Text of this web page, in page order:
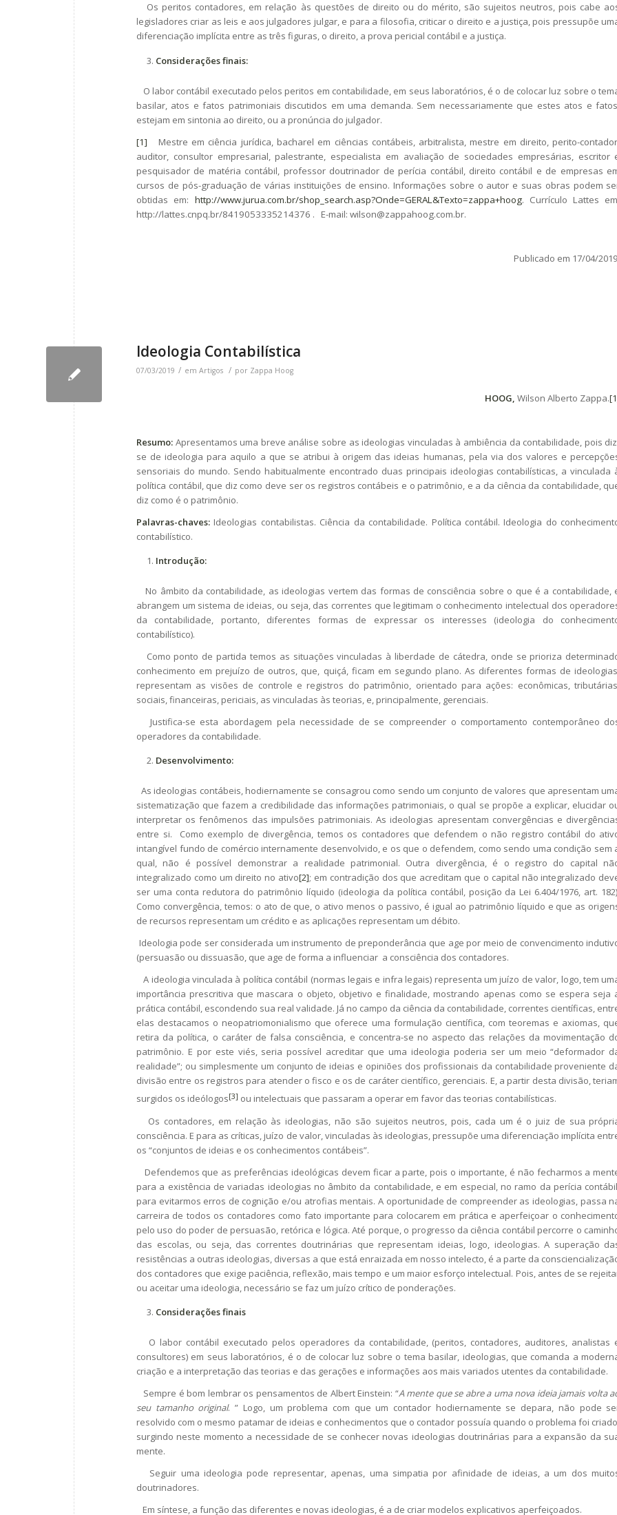
Os peritos contadores, em relação às questões de direito ou do mérito, são sujeitos neutros, pois cabe
legisladores criar as leis e aos julgadores julgar, e para a filosofia, criticar o direito e a justiça, pois pressupõe
diferenciação implícita entre as três figuras, o direito, a prova pericial contábil e a justiça.
Considerações finais:
O labor contábil executado pelos peritos em contabilidade, em seus laboratórios, é o de colocar luz sobre o
basilar, atos e fatos patrimoniais discutidos em uma demanda. Sem necessariamente que estes atos e fatos,
estejam em sintonia ao direito, ou a pronúncia do julgador.
[1] Mestre em ciência jurídica, bacharel em ciências contábeis, arbitralista, mestre em direito, perito-contador,
auditor, consultor empresarial, palestrante, especialista em avaliação de sociedades empresárias, escritor
pesquisador de matéria contábil, professor doutrinador de perícia contábil, direito contábil e de empresas
cursos de pós-graduação de várias instituições de ensino. Informações sobre o autor e suas obras podem
obtidas em: http://www.jurua.com.br/shop_search.asp?Onde=GERAL&Texto=zappa+hoog. Currículo Lattes
http://lattes.cnpq.br/8419053335214376 . E-mail: wilson@zappahoog.com.br.
Publicado em 17/04/
Ideologia Contabilística
07/03/2019 / em Artigos / por Zappa Hoog
HOOG,Wilson Alberto Zappa.
Resumo: Apresentamos uma breve análise sobre as ideologias vinculadas à ambiência da contabilidade, pois
se de ideologia para aquilo a que se atribui à origem das ideias humanas, pela via dos valores e
sensoriais do mundo. Sendo habitualmente encontrado duas principais ideologias contabilísticas, a vinculada
política contábil, que diz como deve ser os registros contábeis e o patrimônio, e a da ciência da contabilidade,
diz como é o patrimônio.
Palavras-chaves: Ideologias contabilistas. Ciência da contabilidade. Política contábil. Ideologia do
contabilístico.
Introdução:
No âmbito da contabilidade, as ideologias vertem das formas de consciência sobre o que é a contabilidade,
abrangem um sistema de ideias, ou seja, das correntes que legitimam o conhecimento intelectual dos
da contabilidade, portanto, diferentes formas de expressar os interesses (ideologia do
contabilístico).
Como ponto de partida temos as situações vinculadas à liberdade de cátedra, onde se prioriza
conhecimento em prejuízo de outros, que, quiçá, ficam em segundo plano. As diferentes formas de
representam as visões de controle e registros do patrimônio, orientado para ações: econômicas,
sociais, financeiras, periciais, as vinculadas às teorias, e, principalmente, gerenciais.
Justifica-se esta abordagem pela necessidade de se compreender o comportamento contemporâneo
operadores da contabilidade.
Desenvolvimento:
As ideologias contábeis, hodiernamente se consagrou como sendo um conjunto de valores que apresentam
sistematização que fazem a credibilidade das informações patrimoniais, o qual se propõe a explicar, elucidar
interpretar os fenômenos das impulsões patrimoniais. As ideologias apresentam convergências e
entre si. Como exemplo de divergência, temos os contadores que defendem o não registro contábil do
intangível fundo de comércio internamente desenvolvido, e os que o defendem, como sendo uma condição sem
qual, não é possível demonstrar a realidade patrimonial. Outra divergência, é o registro do capital
integralizado como um direito no ativo[2]; em contradição dos que acreditam que o capital não integralizado
ser uma conta redutora do patrimônio líquido (ideologia da política contábil, posição da Lei 6.404/1976, art.
Como convergência, temos: o ato de que, o ativo menos o passivo, é igual ao patrimônio líquido e que as
de recursos representam um crédito e as aplicações representam um débito.
Ideologia pode ser considerada um instrumento de preponderância que age por meio de convencimento
(persuasão ou dissuasão, que age de forma a influenciar a consciência dos contadores.
A ideologia vinculada à política contábil (normas legais e infra legais) representa um juízo de valor, logo, tem
importância prescritiva que mascara o objeto, objetivo e finalidade, mostrando apenas como se espera seja
prática contábil, escondendo sua real validade. Já no campo da ciência da contabilidade, correntes científicas,
elas destacamos o neopatriomonialismo que oferece uma formulação científica, com teoremas e axiomas,
retira da política, o caráter de falsa consciência, e concentra-se no aspecto das relações da movimentação
patrimônio. E por este viés, seria possível acreditar que uma ideologia poderia ser um meio “deformador
realidade”; ou simplesmente um conjunto de ideias e opiniões dos profissionais da contabilidade proveniente
divisão entre os registros para atender o fisco e os de caráter científico, gerenciais. E, a partir desta divisão,
surgidos os ideólogos[3] ou intelectuais que passaram a operar em favor das teorias contabilísticas.
Os contadores, em relação às ideologias, não são sujeitos neutros, pois, cada um é o juiz de sua
consciência. E para as críticas, juízo de valor, vinculadas às ideologias, pressupõe uma diferenciação implícita
os “conjuntos de ideias e os conhecimentos contábeis”.
Defendemos que as preferências ideológicas devem ficar a parte, pois o importante, é não fecharmos a
para a existência de variadas ideologias no âmbito da contabilidade, e em especial, no ramo da perícia contábil,
para evitarmos erros de cognição e/ou atrofias mentais. A oportunidade de compreender as ideologias, passa
carreira de todos os contadores como fato importante para colocarem em prática e aperfeiçoar o
pelo uso do poder de persuasão, retórica e lógica. Até porque, o progresso da ciência contábil percorre o
das escolas, ou seja, das correntes doutrinárias que representam ideias, logo, ideologias. A superação
resistências a outras ideologias, diversas a que está enraizada em nosso intelecto, é a parte da
dos contadores que exige paciência, reflexão, mais tempo e um maior esforço intelectual. Pois, antes de se
ou aceitar uma ideologia, necessário se faz um juízo crítico de ponderações.
Considerações finais
O labor contábil executado pelos operadores da contabilidade, (peritos, contadores, auditores, analistas
consultores) em seus laboratórios, é o de colocar luz sobre o tema basilar, ideologias, que comanda a
criação e a interpretação das teorias e das gerações e informações aos mais variados utentes da contabilidade.
Sempre é bom lembrar os pensamentos de Albert Einstein: “A mente que se abre a uma nova ideia jamais volta
seu tamanho original. ” Logo, um problema com que um contador hodiernamente se depara, não pode
resolvido com o mesmo patamar de ideias e conhecimentos que o contador possuía quando o problema foi
surgindo neste momento a necessidade de se conhecer novas ideologias doutrinárias para a expansão da
mente.
Seguir uma ideologia pode representar, apenas, uma simpatia por afinidade de ideias, a um dos
doutrinadores.
Em síntese, a função das diferentes e novas ideologias, é a de criar modelos explicativos aperfeiçoados.